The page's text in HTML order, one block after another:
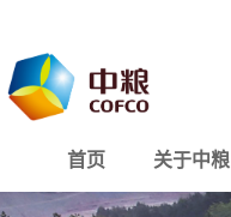
首页 关于中粮